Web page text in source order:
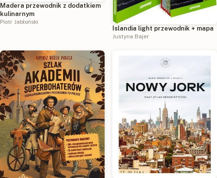
Madera przewodnik z dodatkiem
kulinarnym
Piotr Jabłoński
Islandia light przewodnik + mapa
Justyna Bajer